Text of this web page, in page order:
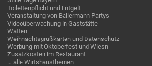
Toilettenpflicht und Entgelt
Veranstaltung von Ballermann Partys
Videoüberwachung in Gaststätte
Watten
Weihnachtsgrußkarten und Datenschutz
Werbung mit Oktoberfest und Wiesn
Zusatzkosten im Restaurant
… alle Wirtshausthemen